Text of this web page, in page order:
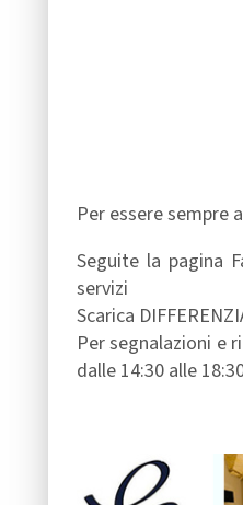
Per essere sempre
Seguite la pagina
servizi
Scarica
Per segnalazioni e
dalle 14:30 alle